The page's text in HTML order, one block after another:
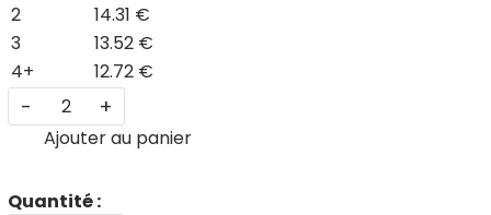
2
14.31 €
3
13.52 €
4+
12.72 €
- +
Ajouter au panier
Quantité :